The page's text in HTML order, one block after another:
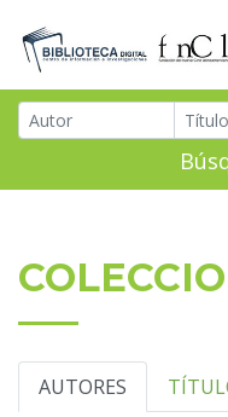
AUTORES